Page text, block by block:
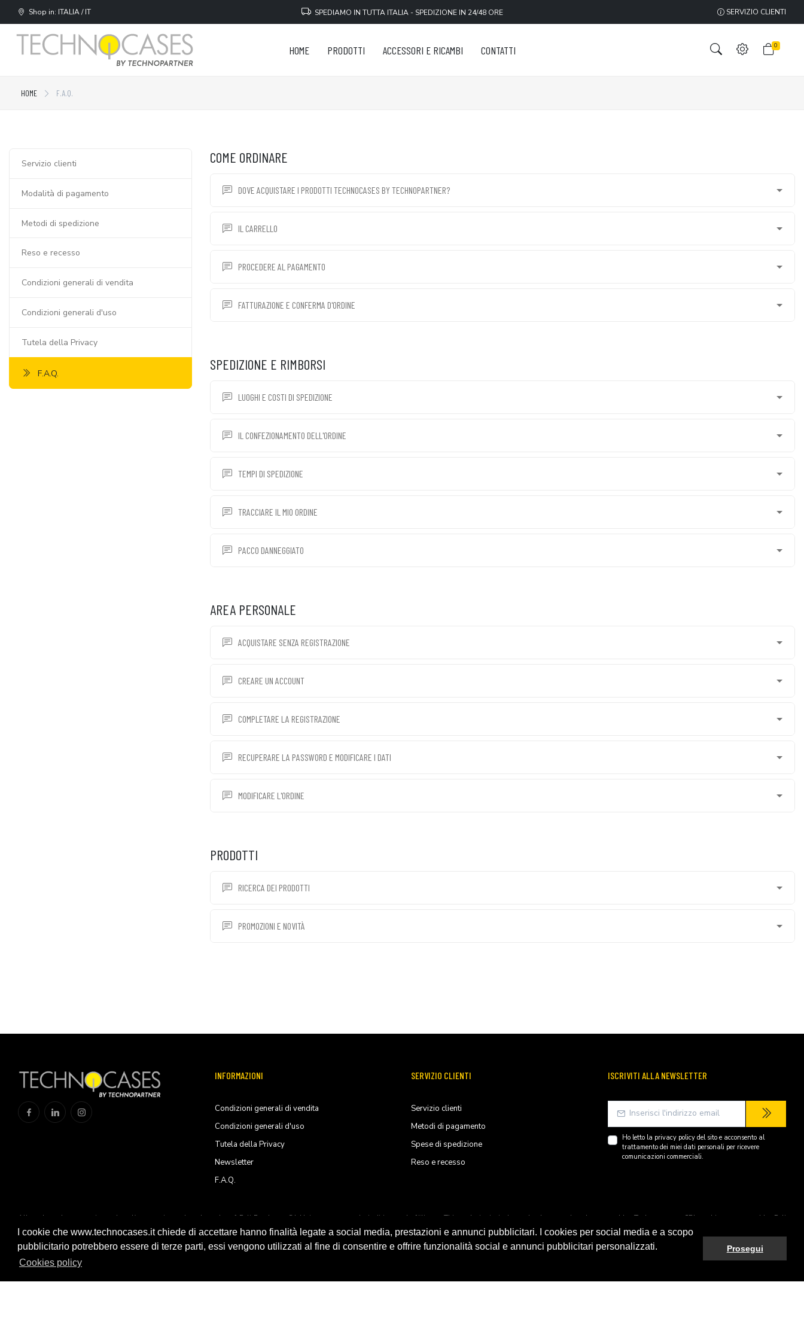
I cookie che www.technocases.it chiede di accettare hanno finalità legate a social media, prestazioni e annunci pubblicitari. I cookies per social media e a scopo
pubblicitario potrebbero essere di terze parti, essi vengono utilizzati al fine di consentire e offrire funzionalità social e annunci pubblicitari personalizzati.
Cookies policy
Prosegui
Shop in: ITALIA / IT SPEDIAMO IN TUTTA ITALIA - SPEDIZIONE IN 24/48 ORE SERVIZIO CLIENTI
HOME PRODOTTI ACCESSORI E RICAMBI CONTATTI 0
HOME F.A.Q.
COME ORDINARE
DOVE ACQUISTARE I PRODOTTI TECHNOCASES BY TECHNOPARTNER?
IL CARRELLO
PROCEDERE AL PAGAMENTO
FATTURAZIONE E CONFERMA D'ORDINE
SPEDIZIONE E RIMBORSI
LUOGHI E COSTI DI SPEDIZIONE
IL CONFEZIONAMENTO DELL'ORDINE
TEMPI DI SPEDIZIONE
TRACCIARE IL MIO ORDINE
PACCO DANNEGGIATO
AREA PERSONALE
ACQUISTARE SENZA REGISTRAZIONE
CREARE UN ACCOUNT
COMPLETARE LA REGISTRAZIONE
RECUPERARE LA PASSWORD E MODIFICARE I DATI
MODIFICARE L'ORDINE
PRODOTTI
RICERCA DEI PRODOTTI
PROMOZIONI E NOVITÀ
Servizio clienti
Modalità di pagamento
Metodi di spedizione
Reso e recesso
Condizioni generali di vendita
Condizioni generali d'uso
Tutela della Privacy
F.A.Q.
INFORMAZIONI
Condizioni generali di vendita
Condizioni generali d'uso
Tutela della Privacy
Newsletter
F.A.Q.
SERVIZIO CLIENTI
Servizio clienti
Metodi di pagamento
Spese di spedizione
Reso e recesso
ISCRIVITI ALLA NEWSLETTER
Ho letto la privacy policydel sito e acconsento al
trattamento dei miei dati personali per ricevere
comunicazioni commerciali.
All trademarks are registered and/or unregistered trademarks of Peli Products, S.L.U. its parents, subsiadiries and affiliates. This website is independently owned and operated by Technopartner SRL and is not owned by Peli
Products, S.L.U